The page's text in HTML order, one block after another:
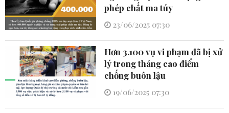
phép chất ma túy
23/06/2025 07:30
Hơn 3.100 vụ vi phạm đã bị xử
lý trong tháng cao điểm
chống buôn lậu
19/06/2025 07:30